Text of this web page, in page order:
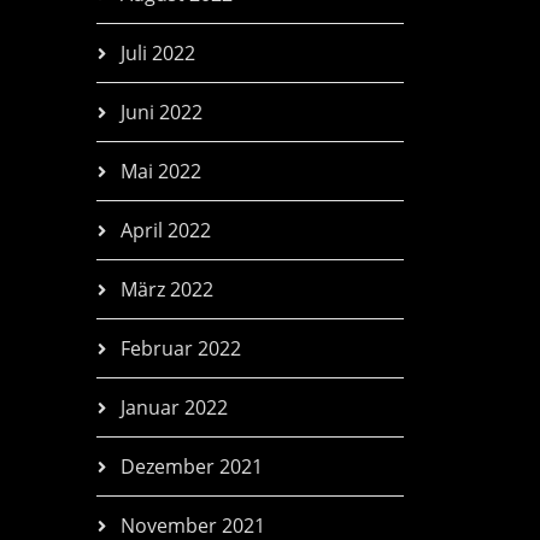
Juli 2022
Juni 2022
Mai 2022
April 2022
März 2022
Februar 2022
Januar 2022
Dezember 2021
November 2021